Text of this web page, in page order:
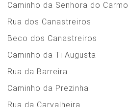
Caminho da Senhora do Carmo
Rua dos Canastreiros
Beco dos Canastreiros
Caminho da Ti Augusta
Rua da Barreira
Caminho da Prezinha
Rua da Carvalheira